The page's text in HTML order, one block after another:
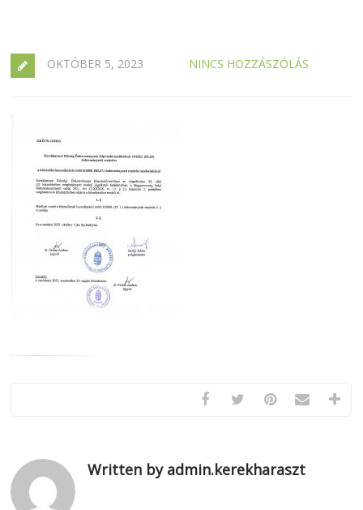
OKTÓBER 5, 2023 NINCS HOZZÁSZÓLÁS
Written by admin.kerekharaszt